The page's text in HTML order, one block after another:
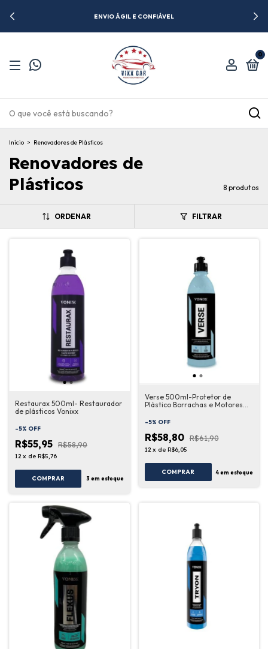
ENVIO ÁGIL E CONFIÁVEL
0
Início > Renovadores de Plásticos
Renovadores de
Plásticos
8 produtos
ORDENAR FILTRAR
Restaurax 500ml- Restaurador
de plásticos Vonixx
-5% OFF
R$55,95 R$58,90
12 x de R$5,76
COMPRAR 3em estoque
Verse 500ml-Protetor de
Plástico Borrachas e Motores
-5% OFF
R$58,80 R$61,90
12 x de R$6,05
COMPRAR 4em estoque